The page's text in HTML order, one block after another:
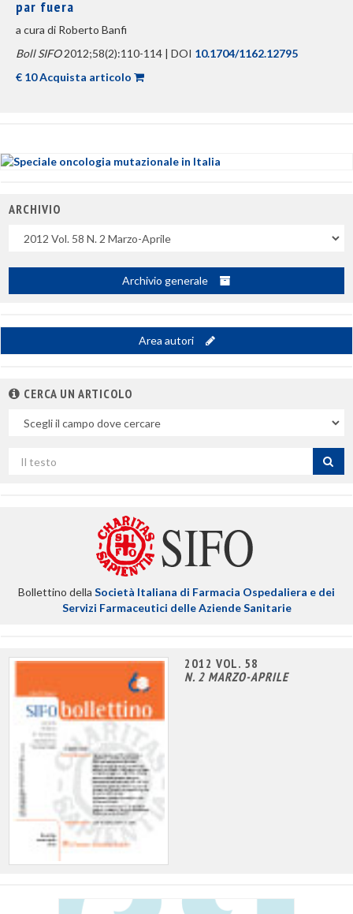
par fuera
a cura di Roberto Banfi
Boll SIFO2012;58(2):110-114 | DOI 10.1704/1162.12795
€ 10 Acquista articolo
ARCHIVIO
Archivio generale
Area autori
CERCA UN ARTICOLO
campo
per
Bollettino della Società Italiana di Farmacia Ospedaliera e dei
Servizi Farmaceutici delle Aziende Sanitarie
2012 VOL. 58
N. 2 MARZO-APRILE